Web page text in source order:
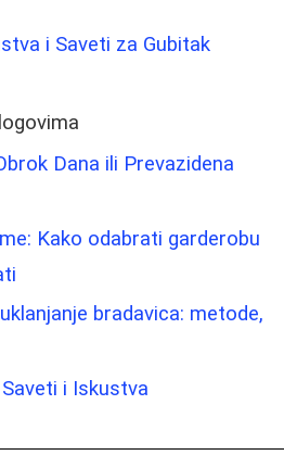
i Saveti za Gubitak
Dana ili Prevazidena
Kako odabrati garderobu
bradavica: metode,
i Iskustva